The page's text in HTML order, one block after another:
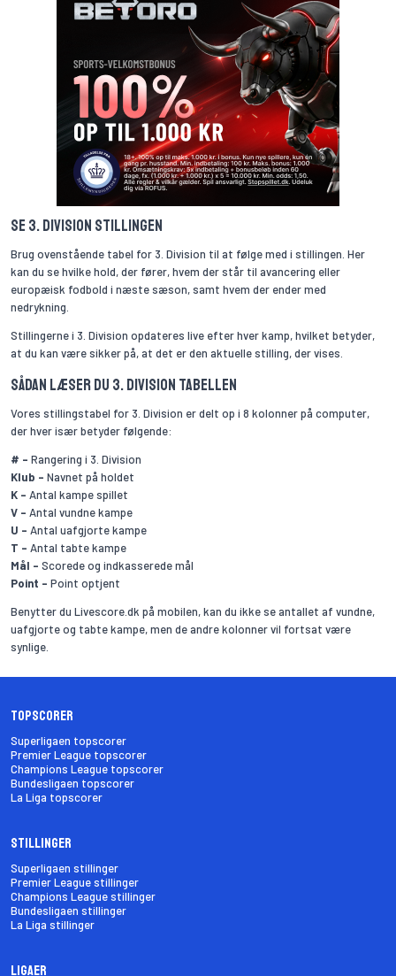
Se 3. Division stillingen
Brug ovenstående tabel for 3. Division til at følge med i stillingen. Her
kan du se hvilke hold, der fører, hvem der står til avancering eller
europæisk fodbold i næste sæson, samt hvem der ender med
nedrykning.
Stillingerne i 3. Division opdateres live efter hver kamp, hvilket betyder,
at du kan være sikker på, at det er den aktuelle stilling, der vises.
Sådan læser du 3. Division tabellen
Vores stillingstabel for 3. Division er delt op i 8 kolonner på computer,
der hver især betyder følgende:
# - Rangering i 3. Division
Klub - Navnet på holdet
K - Antal kampe spillet
V - Antal vundne kampe
U - Antal uafgjorte kampe
T - Antal tabte kampe
Mål - Scorede og indkasserede mål
Point - Point optjent
Benytter du Livescore.dk på mobilen, kan du ikke se antallet af vundne,
uafgjorte og tabte kampe, men de andre kolonner vil fortsat være
synlige.
Topscorer
Superligaen topscorer
Premier League topscorer
Champions League topscorer
Bundesligaen topscorer
La Liga topscorer
Stillinger
Superligaen stillinger
Premier League stillinger
Champions League stillinger
Bundesligaen stillinger
La Liga stillinger
Ligaer